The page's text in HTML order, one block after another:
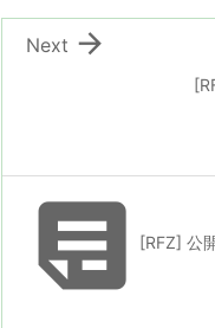

Next
[RFZ] 公